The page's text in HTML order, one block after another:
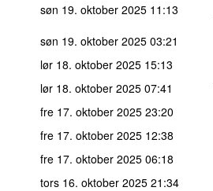
søn 19. oktober 2025 11:13
søn 19. oktober 2025 03:21
lør 18. oktober 2025 15:13
lør 18. oktober 2025 07:41
fre 17. oktober 2025 23:20
fre 17. oktober 2025 12:38
fre 17. oktober 2025 06:18
tors 16. oktober 2025 21:34